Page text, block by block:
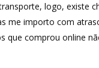
logo, existe
me importo com
que comprou online